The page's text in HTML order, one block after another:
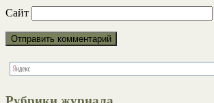
Сайт